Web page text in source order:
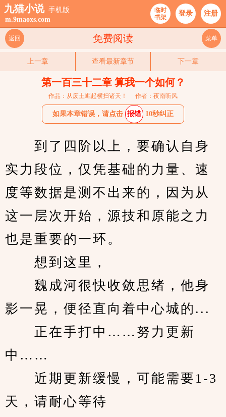
九猫小说 手机版
m.9maoxs.com
临时
书架
登录 注册
免费阅读
返回 菜单
上一章 查看最新章节 下一章
第一百三十二章 算我一个如何？
作品：从废土崛起横扫诸天！ 作者：夜南听风
如果本章错误，请点击 报错 10秒纠正
到了四阶以上，要确认自身
实力段位，仅凭基础的力量、速
度等数据是测不出来的，因为从
这一层次开始，源技和原能之力
也是重要的一环。
想到这里，
魏成河很快收敛思绪，他身
影一晃，便径直向着中心城的...
正在手打中……努力更新
中……
近期更新缓慢，可能需要1-3
天，请耐心等待